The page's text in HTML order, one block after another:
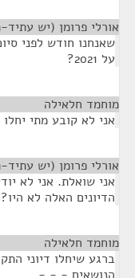
אורלי פרומן (יש
על 2021?
מוחמד חלאילה
אני לא קובע מתי יחלו
אורלי פרומן (יש
הדיונים האלה לא היו?
מוחמד חלאילה